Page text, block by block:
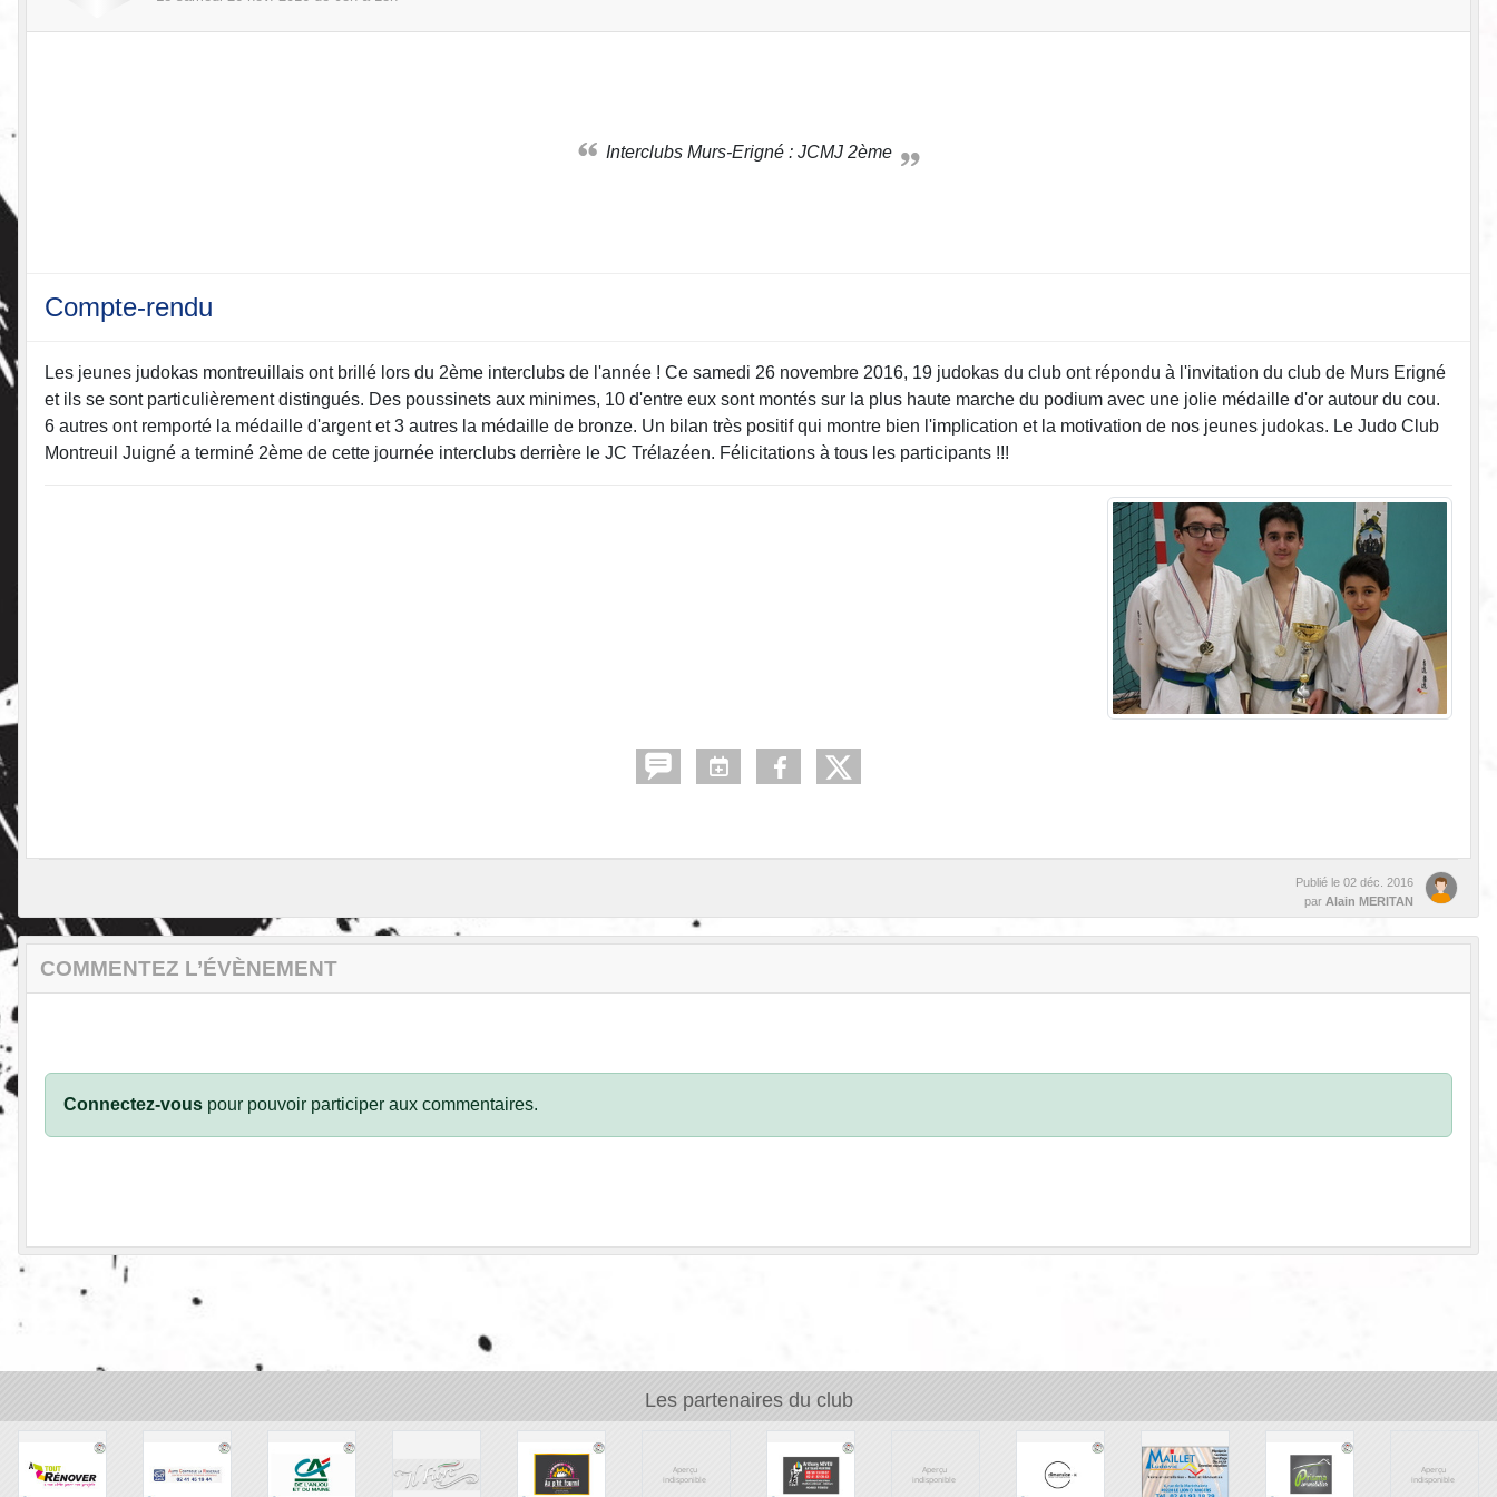
Interclubs Murs-Erigné : JCMJ 2ème
Compte-rendu
Les jeunes judokas montreuillais ont brillé lors du 2ème interclubs de l'année ! Ce samedi 26 novembre 2016, 19 judokas du club ont répondu à l'invitation du club de Murs Erigné
et ils se sont particulièrement distingués. Des poussinets aux minimes, 10 d'entre eux sont montés sur la plus haute marche du podium avec une jolie médaille d'or autour du cou.
6 autres ont remporté la médaille d'argent et 3 autres la médaille de bronze. Un bilan très positif qui montre bien l'implication et la motivation de nos jeunes judokas. Le Judo Club
Montreuil Juigné a terminé 2ème de cette journée interclubs derrière le JC Trélazéen. Félicitations à tous les participants !!!
Publié le 02 déc. 2016
par Alain MERITAN
COMMENTEZ L’ÉVÈNEMENT
Connectez-vous pour pouvoir participer aux commentaires.
Les partenaires du club